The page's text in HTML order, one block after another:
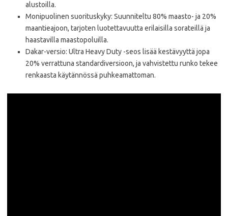
alustoilla.
Monipuolinen suorituskyky: Suunniteltu 80% maasto- ja 20%
maantieajoon, tarjoten luotettavuutta erilaisilla sorateillä ja
haastavilla maastopoluilla.
Dakar-versio: Ultra Heavy Duty -seos lisää kestävyyttä jopa
20% verrattuna standardiversioon, ja vahvistettu runko tekee
renkaasta käytännössä puhkeamattoman.